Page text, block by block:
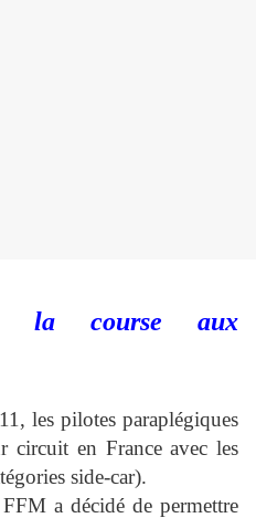
la course aux
les pilotes paraplégiques
circuit en France avec les
side-car).
a décidé de permettre